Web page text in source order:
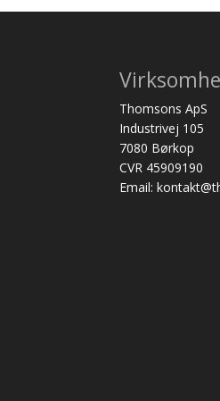
Thomsons ApS
Industrivej 105
7080 Børkop
CVR 45909190
Email: